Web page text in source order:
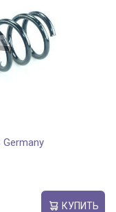
Germany
КУПИТЬ